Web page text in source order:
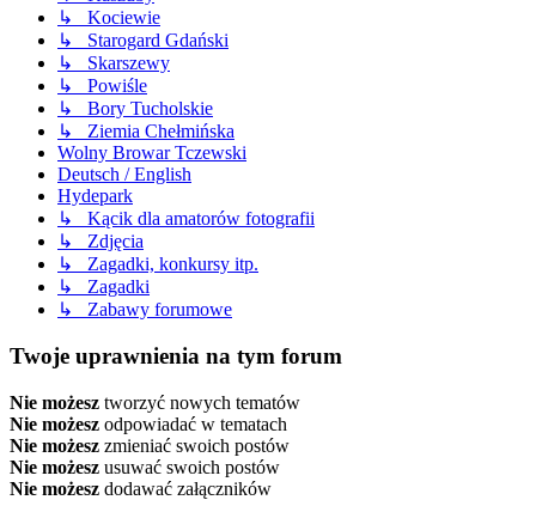
↳ Kociewie
↳ Starogard Gdański
↳ Skarszewy
↳ Powiśle
↳ Bory Tucholskie
↳ Ziemia Chełmińska
Wolny Browar Tczewski
Deutsch / English
Hydepark
↳ Kącik dla amatorów fotografii
↳ Zdjęcia
↳ Zagadki, konkursy itp.
↳ Zagadki
↳ Zabawy forumowe
Twoje uprawnienia na tym forum
Nie możesz tworzyć nowych tematów
Nie możesz odpowiadać w tematach
Nie możesz zmieniać swoich postów
Nie możesz usuwać swoich postów
Nie możesz dodawać załączników